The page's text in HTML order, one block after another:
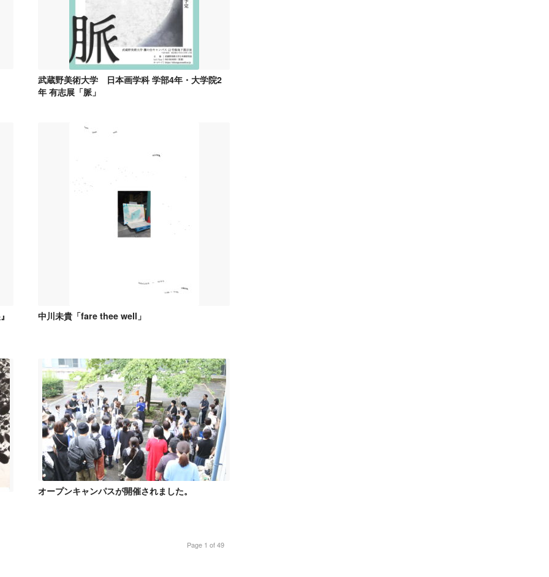
武蔵野美術大学 日本画学科 学部4年・大学院2
年 有志展「脈」
中川未貴「fare thee well」
オープンキャンパスが開催されました。
Page 1 of 49